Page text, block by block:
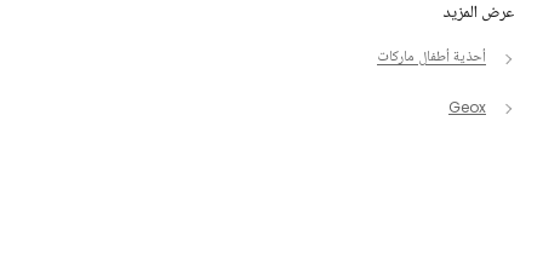
عرض المزيد
أحذية أطفال ماركات
Geox